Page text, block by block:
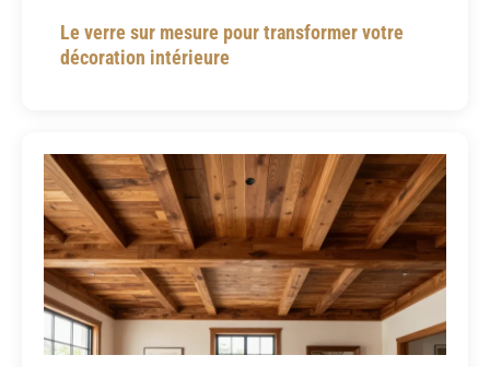
Le verre sur mesure pour transformer votre
décoration intérieure